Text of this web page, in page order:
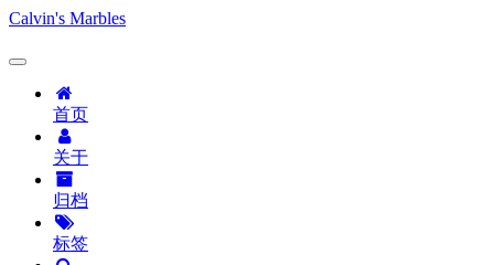
Calvin's Marbles
首页
关于
归档
标签